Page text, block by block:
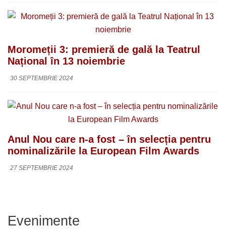
Moromeții 3: premieră de gală la Teatrul
Național în 13 noiembrie
30 SEPTEMBRIE 2024
Anul Nou care n-a fost – în selecția pentru
nominalizările la European Film Awards
27 SEPTEMBRIE 2024
Evenimente